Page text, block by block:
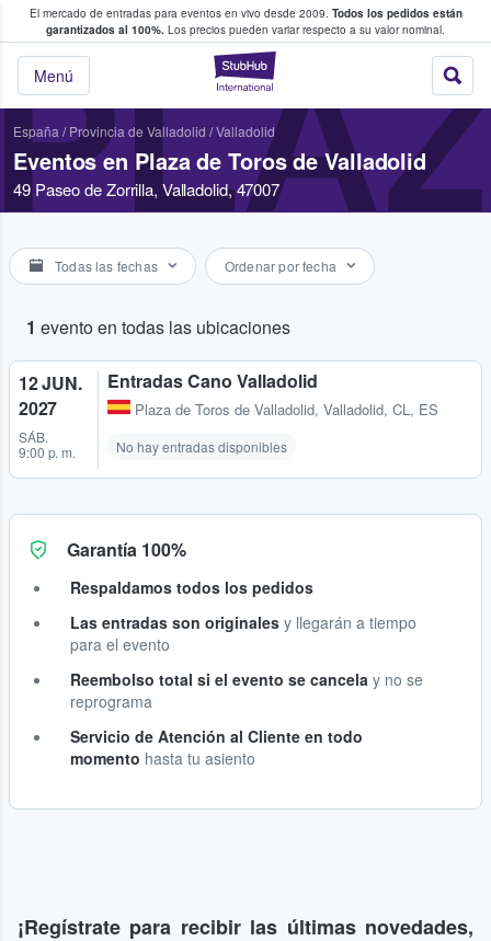
El mercado de entradas para eventos en vivo desde 2009. Todos los pedidos están
garantizados al 100%. Los precios pueden variar respecto a su valor nominal.
StubHub:
Menú
y venta de entradas entre fans
España / Provincia de Valladolid /Valladolid
Eventos en Plaza de Toros de Valladolid
49 Paseo de Zorrilla, Valladolid, 47007
Todas las fechas Ordenar por fecha
1 evento en todas las ubicaciones
12 JUN.
2027
SÁB.
9:00 p. m.
Entradas Cano Valladolid
Plaza de Toros de Valladolid, Valladolid, CL, ES
No hay entradas disponibles
Garantía 100%
Respaldamos todos los pedidos
Las entradas son originales y llegarán a tiempo
para el evento
Reembolso total si el evento se cancela y no se
reprograma
Servicio de Atención al Cliente en todo
momento hasta tu asiento
¡Regístrate para recibir las últimas novedades,